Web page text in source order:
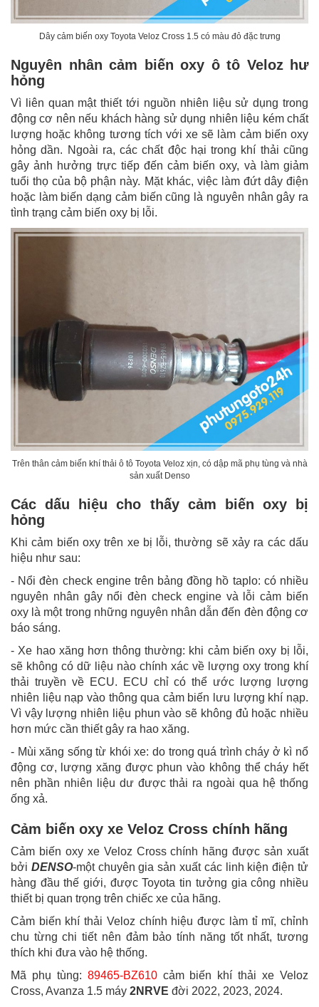
Dây cảm biến oxy Toyota Veloz Cross 1.5 có màu đỏ đặc trưng
Nguyên nhân cảm biến oxy ô tô Veloz hư
hỏng
Vì liên quan mật thiết tới nguồn nhiên liệu sử dụng trong
động cơ nên nếu khách hàng sử dụng nhiên liệu kém chất
lượng hoặc không tương tích với xe sẽ làm cảm biến oxy
hỏng dần. Ngoài ra, các chất độc hại trong khí thải cũng
gây ảnh hưởng trực tiếp đến cảm biến oxy, và làm giảm
tuổi thọ của bộ phận này. Mặt khác, việc làm đứt dây điện
hoặc làm biến dạng cảm biến cũng là nguyên nhân gây ra
tình trạng cảm biến oxy bị lỗi.
Trên thân cảm biến khí thải ô tô Toyota Veloz xịn, có dập mã phụ tùng và nhà
sản xuất Denso
Các dấu hiệu cho thấy cảm biến oxy bị
hỏng
Khi cảm biến oxy trên xe bị lỗi, thường sẽ xảy ra các dấu
hiệu như sau:
- Nổi đèn check engine trên bảng đồng hồ taplo: có nhiều
nguyên nhân gây nổi đèn check engine và lỗi cảm biến
oxy là một trong những nguyên nhân dẫn đến đèn động cơ
báo sáng.
- Xe hao xăng hơn thông thường: khi cảm biến oxy bị lỗi,
sẽ không có dữ liệu nào chính xác về lượng oxy trong khí
thải truyền về ECU. ECU chỉ có thể ước lượng lượng
nhiên liệu nạp vào thông qua cảm biến lưu lượng khí nạp.
Vì vậy lượng nhiên liệu phun vào sẽ không đủ hoặc nhiều
hơn mức cần thiết gây ra hao xăng.
- Mùi xăng sống từ khói xe: do trong quá trình cháy ở kì nổ
động cơ, lượng xăng được phun vào không thể cháy hết
nên phần nhiên liệu dư được thải ra ngoài qua hệ thống
ống xả.
Cảm biến oxy xe Veloz Cross chính hãng
Cảm biến oxy xe Veloz Cross chính hãng được sản xuất
bởi DENSO-một chuyên gia sản xuất các linh kiện điện tử
hàng đầu thế giới, được Toyota tin tưởng gia công nhiều
thiết bị quan trọng trên chiếc xe của hãng.
Cảm biến khí thải Veloz chính hiệu được làm tỉ mĩ, chỉnh
chu từng chi tiết nên đảm bảo tính năng tốt nhất, tương
thích khi đưa vào hệ thống.
Mã phụ tùng: 89465-BZ610cảm biến khí thải xe Veloz
Cross, Avanza 1.5 máy 2NRVE đời 2022, 2023, 2024.